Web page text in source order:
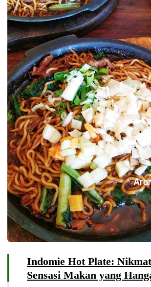
Indomie Hot Plate:
Sensasi Makan yang